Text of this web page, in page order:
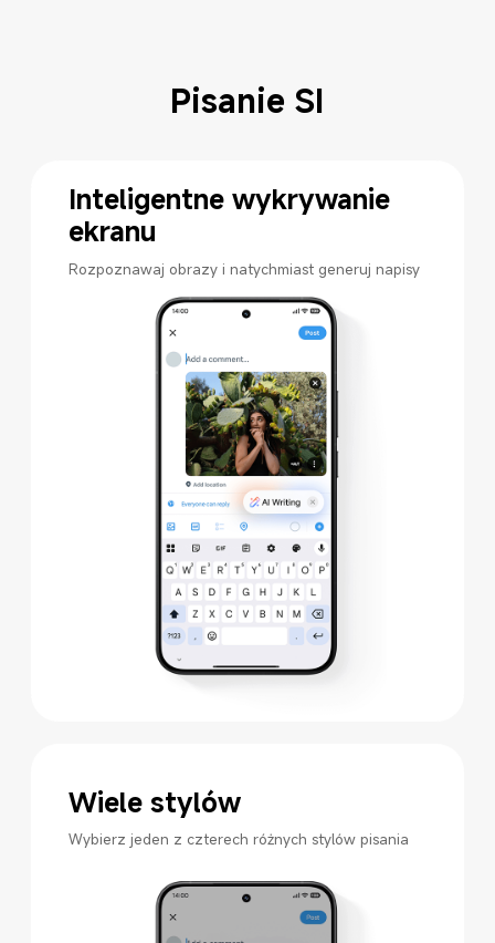
Pisanie SI
Inteligentne wykrywanie
ekranu
Rozpoznawaj obrazy i natychmiast generuj napisy
Wiele stylów
Wybierz jeden z czterech różnych stylów pisania